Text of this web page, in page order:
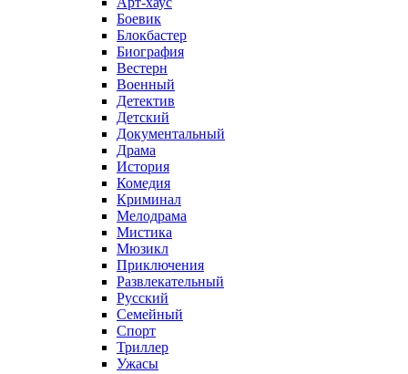
Боевик
Блокбастер
Биография
Вестерн
Военный
Детектив
Детский
Документальный
Драма
История
Комедия
Криминал
Мелодрама
Мистика
Мюзикл
Приключения
Развлекательный
Русский
Семейный
Спорт
Триллер
Ужасы